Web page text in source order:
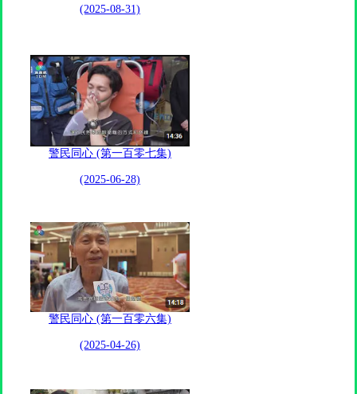
(2025-08-31)
警民同心 (第一百零七集)
(2025-06-28)
警民同心 (第一百零六集)
(2025-04-26)